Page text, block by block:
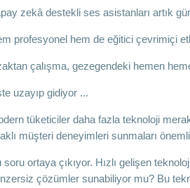
zekâ destekli ses asistanları artık
profesyonel hem de eğitici çevrimiçi
çalışma, gezegendeki hemen
uzayıp gidiyor ...
tüketiciler daha fazla teknoloji
müşteri deneyimleri sunmaları
soru ortaya çıkıyor. Hızlı gelişen
çözümler sunabiliyor mu? Bu